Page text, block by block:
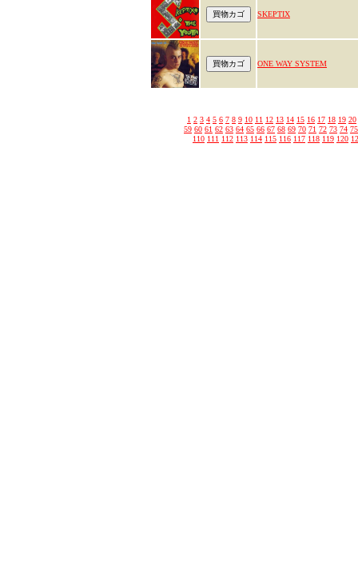
SKEPTIX
ONE WAY SYSTEM
1 2 3 4 5 6 7 8 9 10 11 12 13 14 15 16 17 18 19 20
59 60 61 62 63 64 65 66 67 68 69 70 71 72 73 74 75
110 111 112 113 114 115 116 117 118 119 120